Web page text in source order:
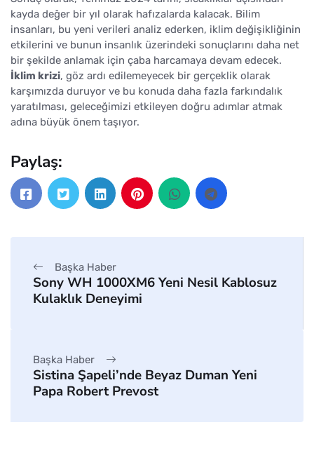
kayda değer bir yıl olarak hafızalarda kalacak. Bilim
insanları, bu yeni verileri analiz ederken, iklim değişikliğinin
etkilerini ve bunun insanlık üzerindeki sonuçlarını daha net
bir şekilde anlamak için çaba harcamaya devam edecek.
İklim krizi, göz ardı edilemeyecek bir gerçeklik olarak
karşımızda duruyor ve bu konuda daha fazla farkındalık
yaratılması, geleceğimizi etkileyen doğru adımlar atmak
adına büyük önem taşıyor.
Paylaş:
Başka Haber
Sony WH 1000XM6 Yeni Nesil Kablosuz
Kulaklık Deneyimi
Başka Haber
Sistina Şapeli’nde Beyaz Duman Yeni
Papa Robert Prevost